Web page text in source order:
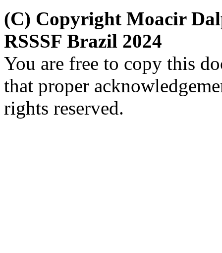
(C) Copyright Moacir
RSSSF Brazil 2024
You are free to copy this
that proper
rights reserved.